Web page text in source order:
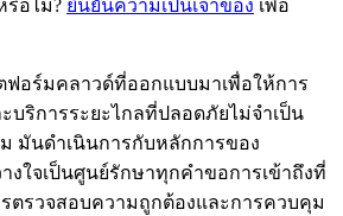
อไม่? ยืนยันความเป็นเจ้าของ เพื่อ
ตฟอร์มคลาวด์ที่ออกแบบมาเพื่อให้การ
บริการระยะไกลที่ปลอดภัยไม่จำเป็น
ม มันดำเนินการกับหลักการของ
งใจเป็นศูนย์รักษาทุกคำขอการเข้าถึงที่
ตรวจสอบความถูกต้องและการควบคุม